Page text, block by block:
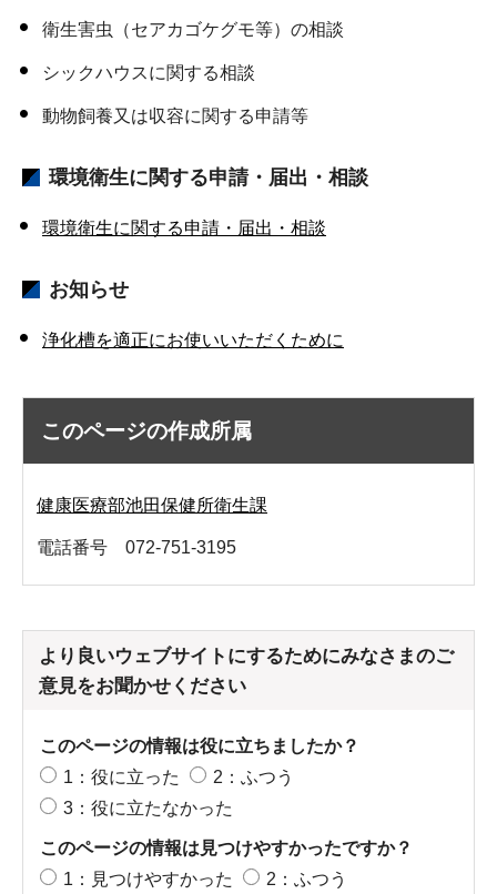
衛生害虫（セアカゴケグモ等）の相談
シックハウスに関する相談
動物飼養又は収容に関する申請等
環境衛生に関する申請・届出・相談
環境衛生に関する申請・届出・相談
お知らせ
浄化槽を適正にお使いいただくために
このページの作成所属
健康医療部池田保健所衛生課
電話番号 072-751-3195
より良いウェブサイトにするためにみなさまのご
意見をお聞かせください
このページの情報は役に立ちましたか？
1：役に立った
2：ふつう
3：役に立たなかった
このページの情報は見つけやすかったですか？
1：見つけやすかった
2：ふつう